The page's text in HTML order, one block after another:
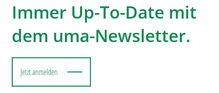
Immer Up-To-Date mit
dem uma-Newsletter.
Jetzt anmelden